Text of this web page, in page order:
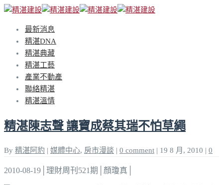
最新消息
精湛DNA
精湛典藏
精湛工藝
產業不動產
聯絡精湛
精湛溫情
精湛陳志聲 讓寶成蔡其瑞不怕草繩
By 精湛阿豹 | 媒體中心, 房市漫談 | 0 comment | 19 8 月, 2010 | 0
2010-08-19│理財周刊521期│顏瓊真│